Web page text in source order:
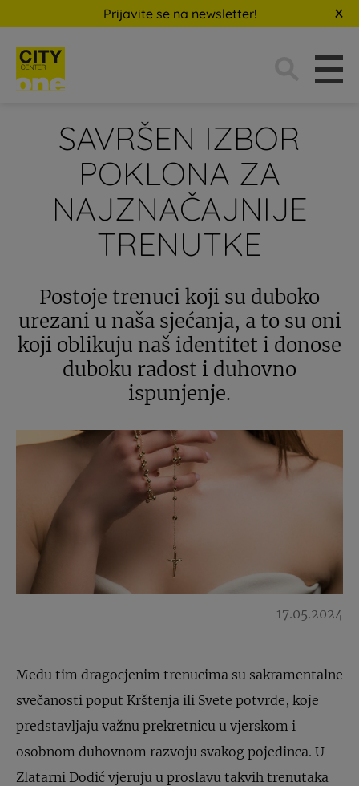
Prijavite se na newsletter!
SAVRŠEN IZBOR
POKLONA ZA
NAJZNAČAJNIJE
TRENUTKE
Postoje trenuci koji su duboko
urezani u naša sjećanja, a to su oni
koji oblikuju naš identitet i donose
duboku radost i duhovno
ispunjenje.
17.05.2024
Među tim dragocjenim trenucima su sakramentalne
svečanosti poput Krštenja ili Svete potvrde, koje
predstavljaju važnu prekretnicu u vjerskom i
osobnom duhovnom razvoju svakog pojedinca. U
Zlatarni Dodić vjeruju u proslavu takvih trenutaka